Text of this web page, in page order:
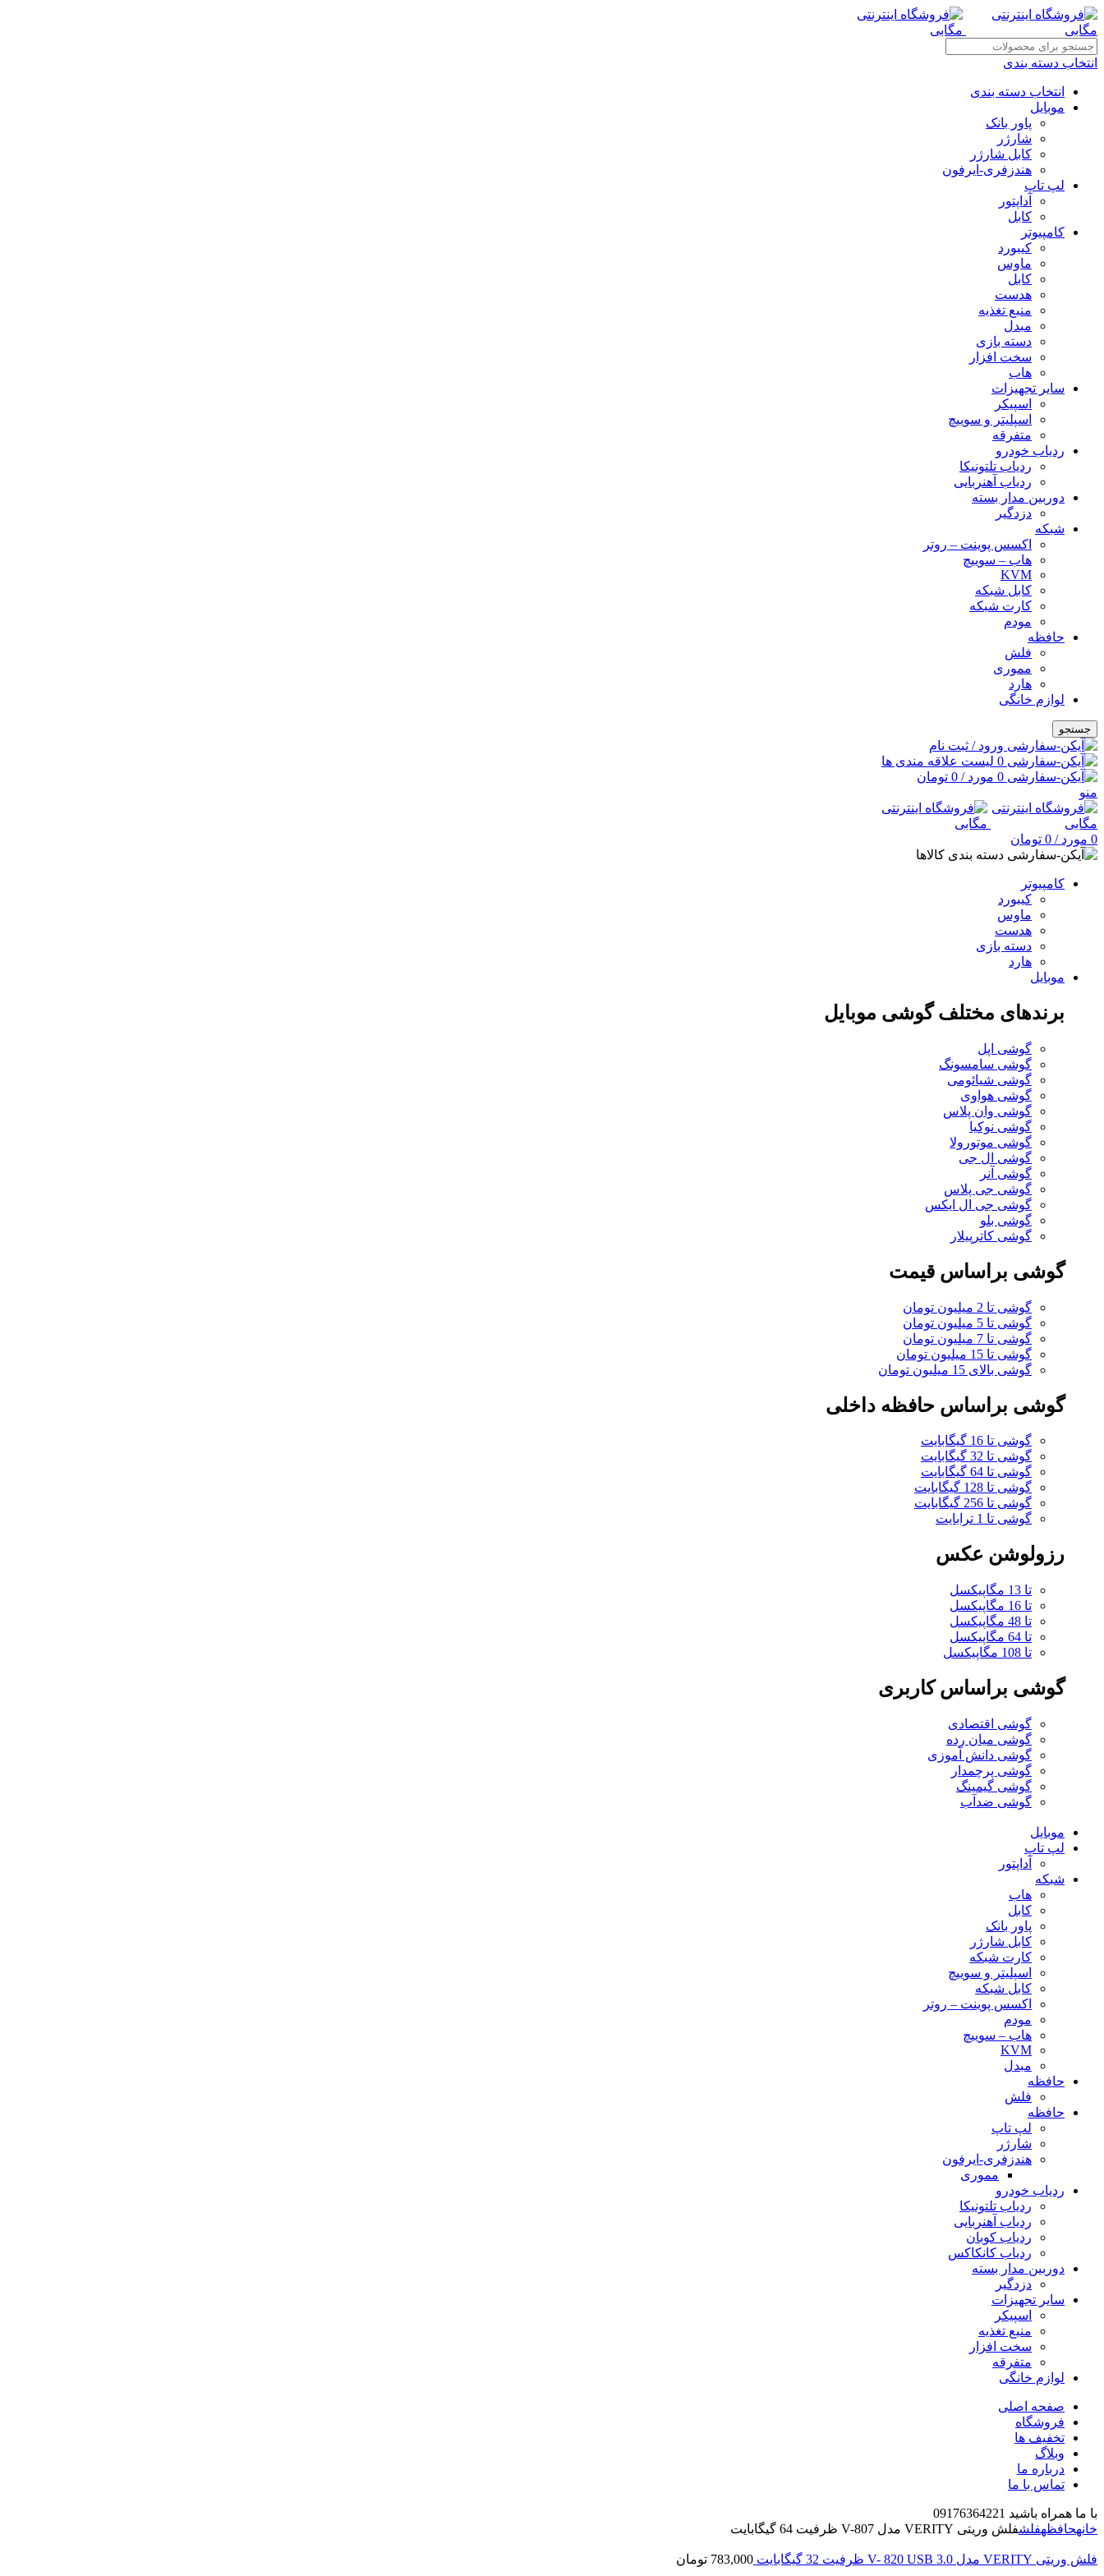
انتخاب دسته بندی
انتخاب دسته بندی
موبایل
پاور بانک
شارژر
کابل شارژر
هندزفری-ایرفون
لپ تاپ
آداپتور
کابل
کامپیوتر
کیبورد
ماوس
کابل
هدست
منبع تغذیه
مبدل
دسته بازی
سخت افزار
هاب
سایر تجهیزات
اسپیکر
اسپلیتر و سوییچ
متفرقه
ردیاب خودرو
ردیاب تلتونیکا
ردیاب آهنربایی
دوربین مدار بسته
دزدگیر
شبکه
اکسس پوینت – روتر
هاب – سوییچ
KVM
کابل شبکه
کارت شبکه
مودم
حافظه
فلش
مموری
هارد
لوازم خانگی
جستجو
ورود / ثبت نام
0 لیست علاقه مندی ها
0 مورد/
0 تومان
منو
0 مورد/
0 تومان
دسته بندی کالاها
کامپیوتر
کیبورد
ماوس
هدست
دسته بازی
هارد
موبایل
برندهای مختلف گوشی موبایل
گوشی اپل
گوشی سامسونگ
گوشی شیائومی
گوشی هواوی
گوشی وان پلاس
گوشی نوکیا
گوشی موتورولا
گوشی ال جی
گوشی آنر
گوشی جی پلاس
گوشی جی ال ایکس
گوشی بلو
گوشی کاترپیلار
گوشی براساس قیمت
گوشی تا 2 میلیون تومان
گوشی تا 5 میلیون تومان
گوشی تا 7 میلیون تومان
گوشی تا 15 میلیون تومان
گوشی بالای 15 میلیون تومان
گوشی براساس حافظه داخلی
گوشی تا 16 گیگابایت
گوشی تا 32 گیگابایت
گوشی تا 64 گیگابایت
گوشی تا 128 گیگابایت
گوشی تا 256 گیگابایت
گوشی تا 1 ترابایت
رزولوشن عکس
تا 13 مگاپیکسل
تا 16 مگاپیکسل
تا 48 مگاپیکسل
تا 64 مگاپیکسل
تا 108 مگاپیکسل
گوشی براساس کاربری
گوشی اقتصادی
گوشی میان رده
گوشی دانش آموزی
گوشی پرچمدار
گوشی گیمینگ
گوشی ضدآب
موبایل
لپ تاپ
آداپتور
شبکه
هاب
کابل
پاور بانک
کابل شارژر
کارت شبکه
اسپلیتر و سوییچ
کابل شبکه
اکسس پوینت – روتر
مودم
هاب – سوییچ
KVM
مبدل
حافظه
فلش
حافظه
لپ تاپ
شارژر
هندزفری-ایرفون
مموری
ردیاب خودرو
ردیاب تلتونیکا
ردیاب آهنربایی
ردیاب کوبان
ردیاب کانکاکس
دوربین مدار بسته
دزدگیر
سایر تجهیزات
اسپیکر
منبع تغذیه
سخت افزار
متفرقه
لوازم خانگی
صفحه اصلی
فروشگاه
تخفیف ها
وبلاگ
درباره ما
تماس با ما
با ما همراه باشید 09176364221
خانهحافظهفلشفلش وریتی VERITY مدل V-807 ظرفیت 64 گیگابایت
فلش وریتی VERITY مدل V- 820 USB 3.0 ظرفیت 32 گیگابایت 783,000 تومان